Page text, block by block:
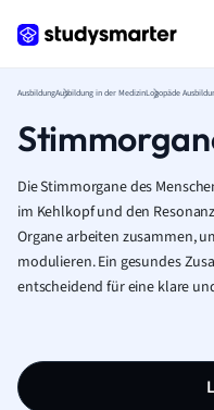
AusbildungAusbildung in der MedizinLogopäde
Die Stimmorgane des
im Kehlkopf und den
Organe arbeiten zusammen,
modulieren. Ein gesundes
entscheidend für eine klare